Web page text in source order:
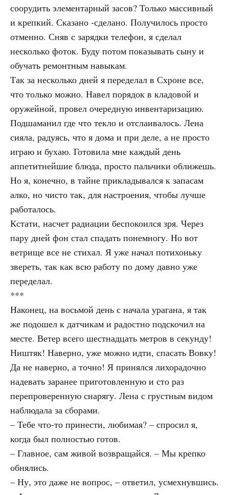
соорудить элементарный засов? Только массивный
и крепкий. Сказано -сделано. Получилось просто
отменно. Сняв с зарядки телефон, я сделал
несколько фоток. Буду потом показывать сыну и
обучать ремонтным навыкам.
Так за несколько дней я переделал в Схроне все,
что только можно. Навел порядок в кладовой и
оружейной, провел очередную инвентаризацию.
Подшаманил где что текло и отслаивалось. Лена
сияла, радуясь, что я дома и при деле, а не просто
играю и бухаю. Готовила мне каждый день
аппетитнейшие блюда, просто пальчики оближешь.
Но я, конечно, в тайне прикладывался к запасам
алко, но чисто так, для настроения, чтобы лучше
работалось.
Кстати, насчет радиации беспокоился зря. Через
пару дней фон стал спадать понемногу. Но вот
ветрище все не стихал. Я уже начал потихоньку
звереть, так как всю работу по дому давно уже
переделал.
***
Наконец, на восьмой день с начала урагана, я так
же подошел к датчикам и радостно подскочил на
месте. Ветер всего шестнадцать метров в секунду!
Ништяк! Наверно, уже можно идти, спасать Вовку!
Да не наверно, а точно! Я принялся лихорадочно
надевать заранее приготовленную и сто раз
перепроверенную снарягу. Лена с грустным видом
наблюдала за сборами.
– Тебе что-то принести, любимая? – спросил я,
когда был полностью готов.
– Главное, сам живой возвращайся. – Мы крепко
обнялись.
– Ну, это даже не вопрос, – ответил, усмехнувшись.